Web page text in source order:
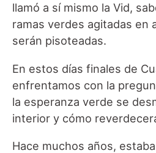
llamó a sí mismo la Vid,
ramas verdes agitadas en
serán pisoteadas.
En estos días finales de
enfrentamos con la
la esperanza verde se
interior y cómo
Hace muchos años,